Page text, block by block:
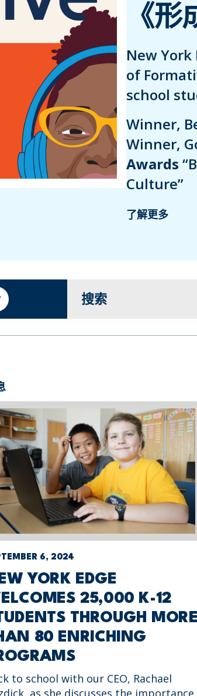
《形
New
of
school
Winner,
Winner,
Awards
Culture”
了解更多
搜索
6, 2024
YORK EDGE
25,000 K-12
THROUGH MORE
80 ENRICHING
to school with our CEO, Rachael
as she discusses the importance